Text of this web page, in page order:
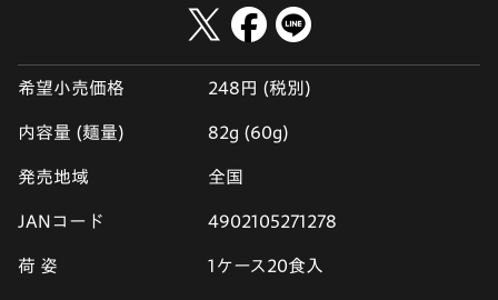
希望小売価格 248円 (税別)
内容量 (麺量) 82g (60g)
発売地域 全国
JANコード 4902105271278
荷 姿 1ケース20食入